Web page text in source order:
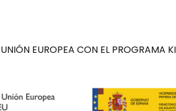
EUROPEA CON EL PROGRAMA